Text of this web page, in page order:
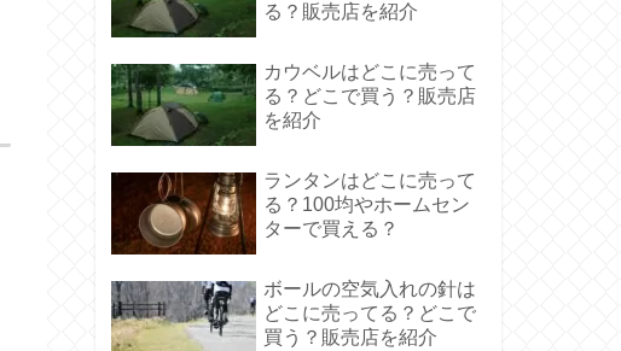
る？販売店を紹介
カウベルはどこに売って
る？どこで買う？販売店
を紹介
ランタンはどこに売って
る？100均やホームセン
ターで買える？
ボールの空気入れの針は
どこに売ってる？どこで
買う？販売店を紹介